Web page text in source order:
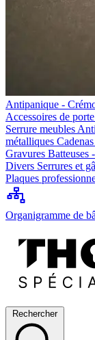
Antipanique -
Accessoires de porte
Serrure meubles
métalliques
Gravures Batteuses
Divers Serrures et
Plaques
Organigramme de
Rechercher